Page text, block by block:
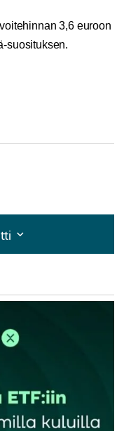
3,6 euroon
suosituksen.
kirjautua